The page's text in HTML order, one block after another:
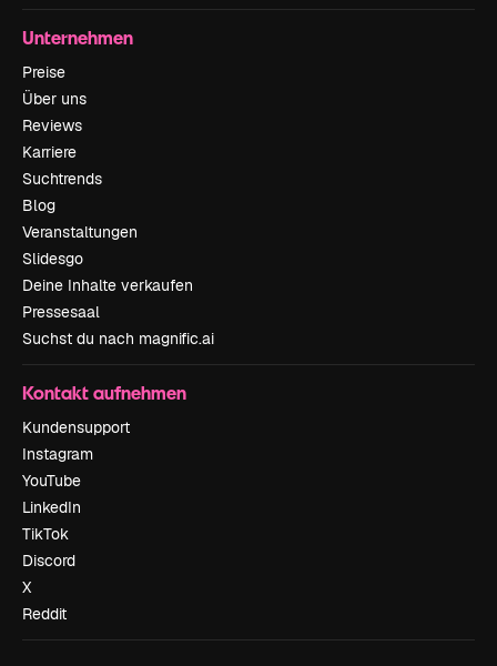
Unternehmen
Preise
Über uns
Reviews
Karriere
Suchtrends
Blog
Veranstaltungen
Slidesgo
Deine Inhalte verkaufen
Pressesaal
Suchst du nach magnific.ai
Kontakt aufnehmen
Kundensupport
Instagram
YouTube
LinkedIn
TikTok
Discord
X
Reddit